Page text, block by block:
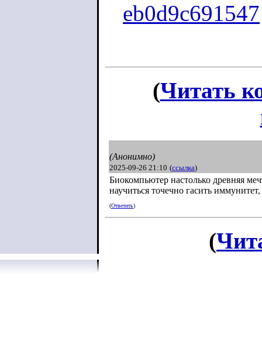
eb0d9c691547
(Читать
(Анонимно)
2025-09-26 21:10 (ссылка)
Биокомпьютер настолько древняя
научиться точечно гасить
(Ответить)
(